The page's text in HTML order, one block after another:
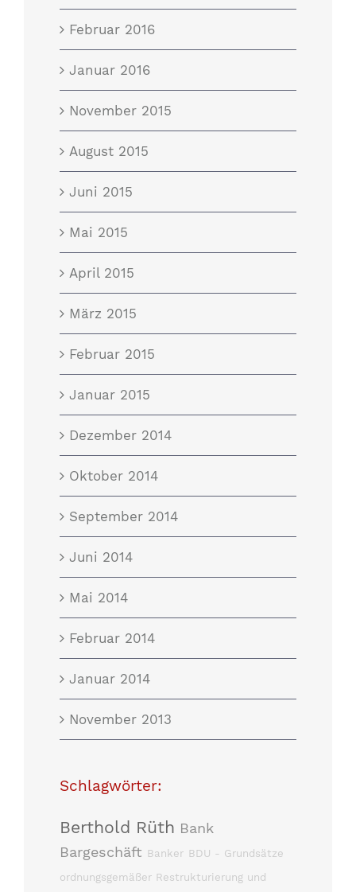
Februar 2016
Januar 2016
November 2015
August 2015
Juni 2015
Mai 2015
April 2015
März 2015
Februar 2015
Januar 2015
Dezember 2014
Oktober 2014
September 2014
Juni 2014
Mai 2014
Februar 2014
Januar 2014
November 2013
Schlagwörter:
Berthold Rüth Bank
Bargeschäft Banker BDU - Grundsätze
ordnungsgemäßer Restrukturierung und